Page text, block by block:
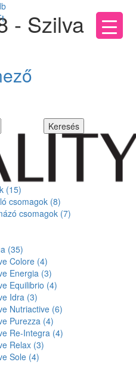
- Szilva
(15)
csomagok (8)
csomagok (7)
(35)
Colore (4)
Energia (3)
Equilibrio (4)
Idra (3)
Nutriactive (6)
Purezza (4)
Re-Integra (4)
Relax (3)
Sole (4)